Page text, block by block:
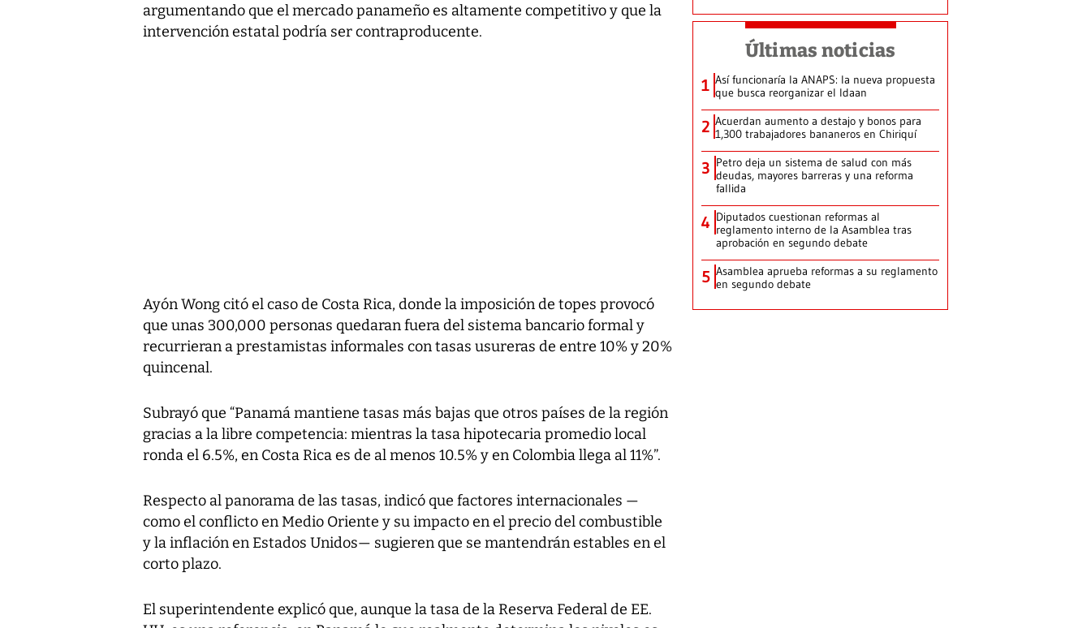
argumentando que el mercado panameño es altamente competitivo y que la
intervención estatal podría ser contraproducente.
Ayón Wong citó el caso de Costa Rica, donde la imposición de topes provocó
que unas 300,000 personas quedaran fuera del sistema bancario formal y
recurrieran a prestamistas informales con tasas usureras de entre 10% y 20%
quincenal.
Subrayó que “Panamá mantiene tasas más bajas que otros países de la región
gracias a la libre competencia: mientras la tasa hipotecaria promedio local
ronda el 6.5%, en Costa Rica es de al menos 10.5% y en Colombia llega al 11%”.
Respecto al panorama de las tasas, indicó que factores internacionales —
como el conflicto en Medio Oriente y su impacto en el precio del combustible
y la inflación en Estados Unidos— sugieren que se mantendrán estables en el
corto plazo.
El superintendente explicó que, aunque la tasa de la Reserva Federal de EE.
Últimas noticias
1 Así funcionaría la ANAPS: la nueva propuesta
que busca reorganizar el Idaan
2 Acuerdan aumento a destajo y bonos para
1,300 trabajadores bananeros en Chiriquí
3 Petro deja un sistema de salud con más
deudas, mayores barreras y una reforma
fallida
4 Diputados cuestionan reformas al
reglamento interno de la Asamblea tras
aprobación en segundo debate
5 Asamblea aprueba reformas a su reglamento
en segundo debate